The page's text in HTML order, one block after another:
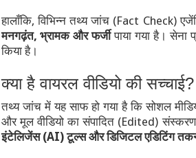
हालाँकि, विभिन्न तथ्य जांच (Fact Check)
मनगढ़ंत, भ्रामक और फर्जीपाया गया है। सेना
किया है।
क्या है वायरल वीडियो की सच्चाई?
तथ्य जांच में यह साफ हो गया है कि सोशल
और मूल वीडियो का संपादित (Edited)
इंटेलिजेंस (AI) टूल्स और डिजिटल एडिटिंग